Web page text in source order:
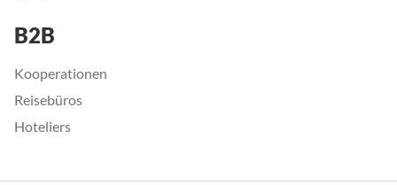
B2B
Kooperationen
Reisebüros
Hoteliers